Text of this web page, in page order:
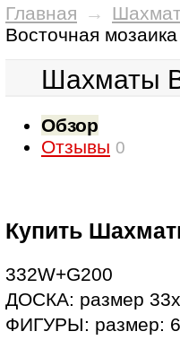
Главная →
Восточная
Шахматы
Обзор
Отзывы 0
Купить
332W+G200
ДОСКА: размер
ФИГУРЫ: размер: